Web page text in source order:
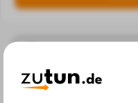
Jobangebote